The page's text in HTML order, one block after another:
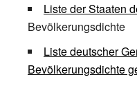
Liste der Staaten
Bevölkerungsdichte
Liste deutscher
Bevölkerungsdichte